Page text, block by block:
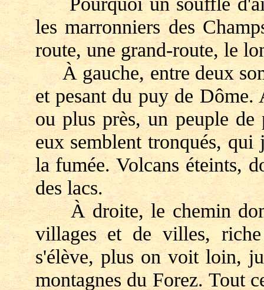
les marronniers des
route, une grand-route, le
À gauche, entre deux
et pesant du puy de
ou plus près, un peuple de
eux semblent tronqués,
la fumée. Volcans éteints,
des lacs.
À droite, le chemin
villages et de villes,
s'élève, plus on voit loin,
montagnes du Forez. Tout